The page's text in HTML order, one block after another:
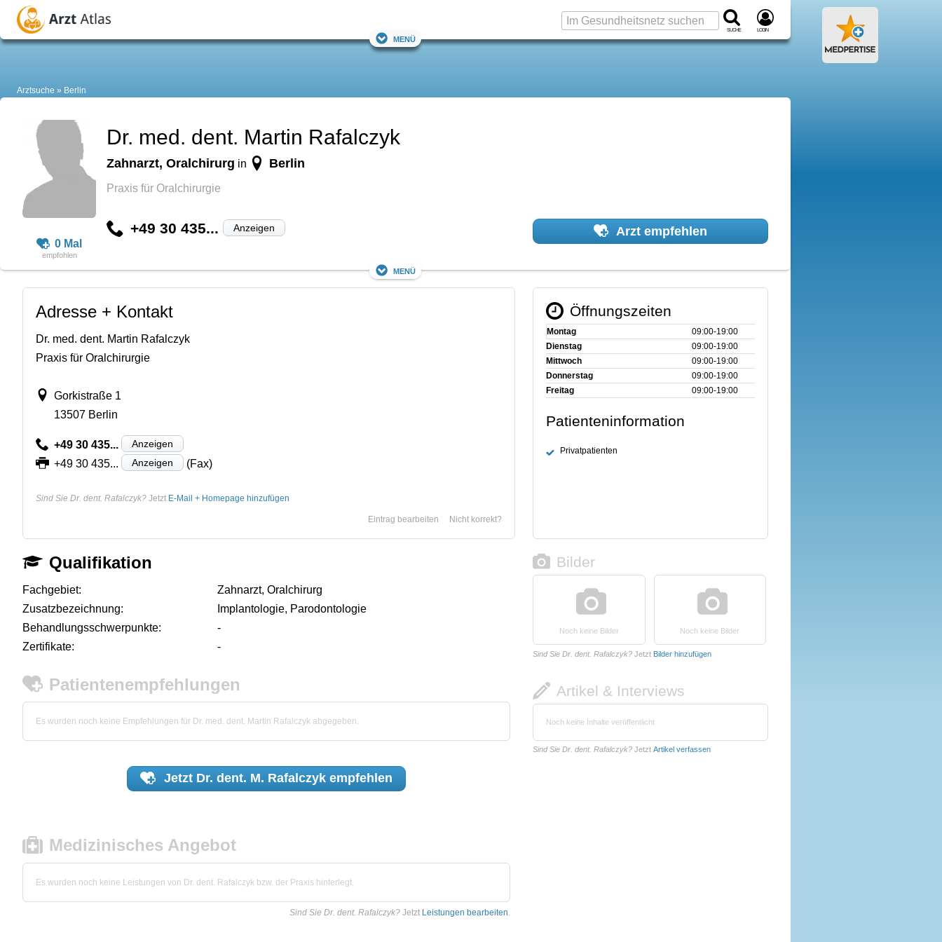
Suche Login
Menü
Arztsuche Berlin
0 Mal
Dr. med. dent. Martin Rafalczyk
Zahnarzt, Oralchirurg in Berlin
Praxis für Oralchirurgie
+49 30 435... Anzeigen Arzt empfehlen
Menü
Adresse + Kontakt
Dr. med. dent. Martin Rafalczyk
Praxis für Oralchirurgie
Gorkistraße 1
13507 Berlin
+49 30 435... Anzeigen
+49 30 435... Anzeigen (Fax)
Sind Sie Dr. dent. Rafalczyk? Jetzt E-Mail + Homepage hinzufügen
Nicht korrekt?
Eintrag bearbeiten
Öffnungszeiten
Montag
09:00‑19:00
Dienstag
09:00‑19:00
Mittwoch
09:00‑19:00
Donnerstag
09:00‑19:00
Freitag
09:00‑19:00
Patienteninformation
Privatpatienten
Qualifikation
Fachgebiet:
Zahnarzt, Oralchirurg
Zusatzbezeichnung:
Implantologie, Parodontologie
Behandlungsschwerpunkte:
-
Zertifikate:
-
Patientenempfehlungen
Es wurden noch keine Empfehlungen für Dr. med. dent. Martin Rafalczyk abgegeben.
Jetzt Dr. dent. M. Rafalczykempfehlen
Medizinisches Angebot
Es wurden noch keine Leistungen von Dr. dent. Rafalczyk bzw. der Praxis hinterlegt.
Sind Sie Dr. dent. Rafalczyk? Jetzt Leistungen bearbeiten.
Bilder
Noch keine Bilder Noch keine Bilder
Sind Sie Dr. dent. Rafalczyk? Jetzt Bilder hinzufügen
Artikel & Interviews
Noch keine Inhalte veröffentlicht
Sind Sie Dr. dent. Rafalczyk? Jetzt Artikel verfassen